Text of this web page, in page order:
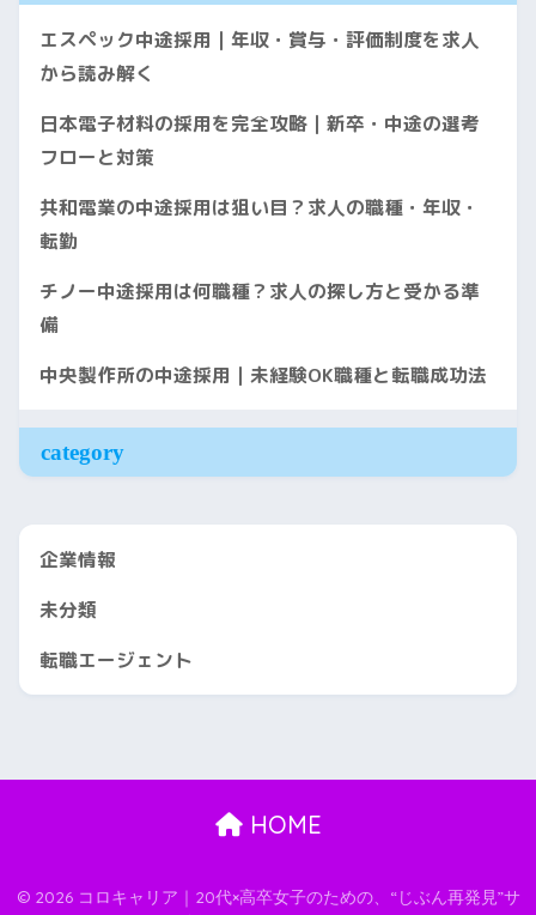
エスペック中途採用｜年収・賞与・評価制度を求人
から読み解く
日本電子材料の採用を完全攻略｜新卒・中途の選考
フローと対策
共和電業の中途採用は狙い目？求人の職種・年収・
転勤
チノー中途採用は何職種？求人の探し方と受かる準
備
中央製作所の中途採用｜未経験OK職種と転職成功法
category
企業情報
未分類
転職エージェント
HOME
© 2026 コロキャリア｜20代×高卒女子のための、“じぶん再発見”サ